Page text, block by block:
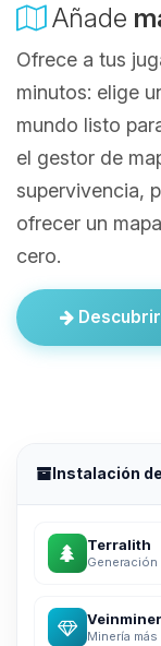
Añade
Ofrece a tus
minutos: elige
mundo listo
el gestor de
supervivencia,
ofrecer un
cero.
Instalación
Terralith
Generación
Veinminer
Minería